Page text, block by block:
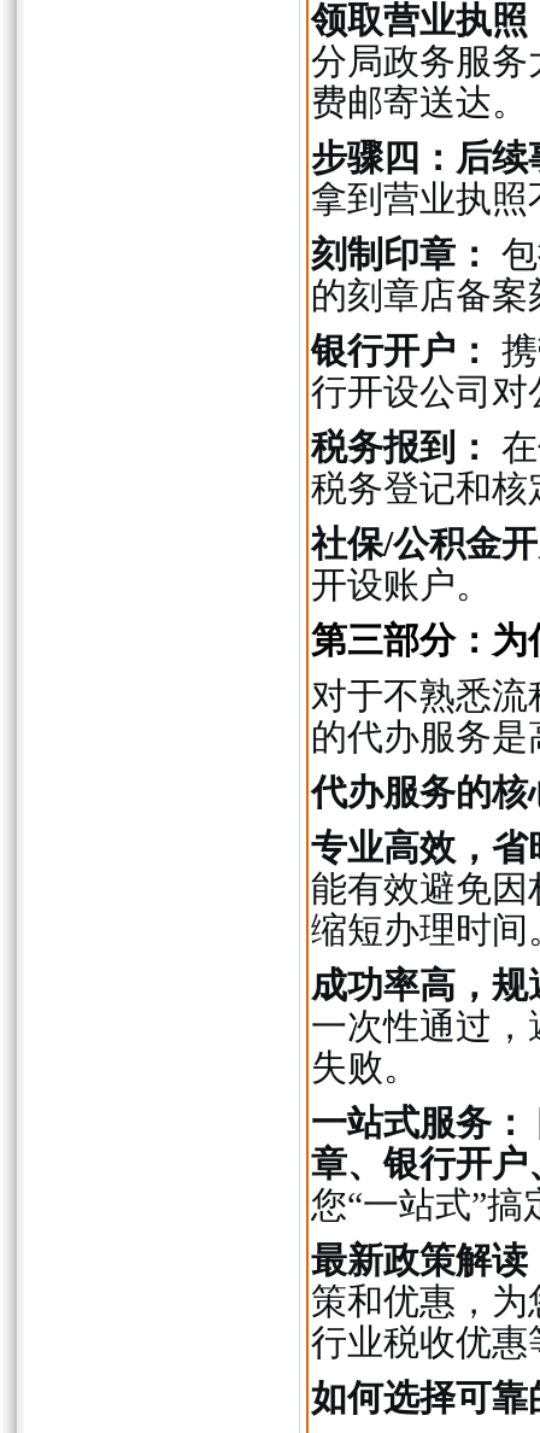
领取营业执照
分局政务服
费邮寄送达。
步骤四：后
拿到营业执
刻制印章：
的刻章店备案
银行开户：
行开设公司对
税务报到：
税务登记和核
社保/公积金
开设账户。
第三部分：
对于不熟悉
的代办服务
代办服务的核
专业高效，省
能有效避免
缩短办理时间
成功率高，规
一次性通过
失败。
一站式服务：
章、银行开
您“一站式”
最新政策解读
策和优惠，
行业税收优惠
如何选择可